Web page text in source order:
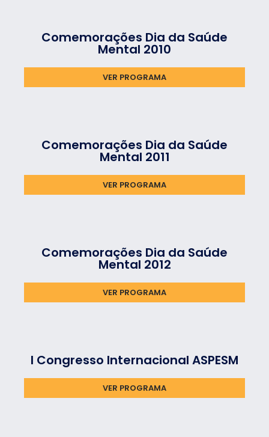
Comemorações Dia da Saúde
Mental 2010
VER PROGRAMA
Comemorações Dia da Saúde
Mental 2011
VER PROGRAMA
Comemorações Dia da Saúde
Mental 2012
VER PROGRAMA
I Congresso Internacional ASPESM
VER PROGRAMA